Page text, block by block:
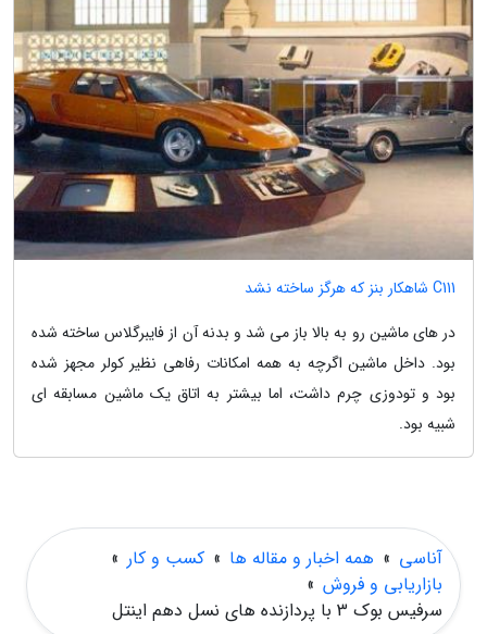
C111 شاهکار بنز که هرگز ساخته نشد
در های ماشین رو به بالا باز می شد و بدنه آن از فایبرگلاس ساخته شده
بود. داخل ماشین اگرچه به همه امکانات رفاهی نظیر کولر مجهز شده
بود و تودوزی چرم داشت، اما بیشتر به اتاق یک ماشین مسابقه ای
شبیه بود.
آناسی » همه اخبار و مقاله ها » کسب و کار »
بازاریابی و فروش »
سرفیس بوک 3 با پردازنده های نسل دهم اینتل